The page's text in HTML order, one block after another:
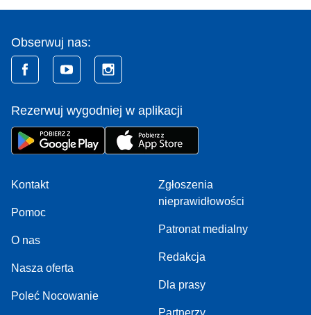
Obserwuj nas:
Rezerwuj wygodniej w aplikacji
Kontakt
Pomoc
O nas
Nasza oferta
Poleć Nocowanie
Zgłoszenia
nieprawidłowości
Patronat medialny
Redakcja
Dla prasy
Partnerzy